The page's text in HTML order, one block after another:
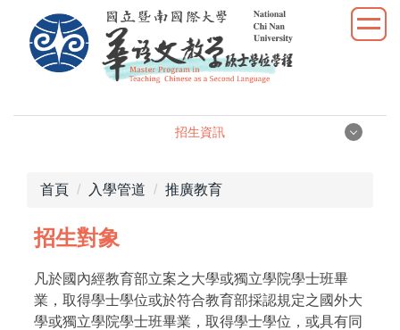
容
招生資訊
一般生入學
僑生申請入學
International Students Application
首頁 入學管道 推廣教育
招生對象
凡於國內經教育部立案之大學或獨立學院學士班畢
業，取得學士學位或於符合教育部採認規定之國外大
學或獨立學院學士班畢業，取得學士學位，或具有同